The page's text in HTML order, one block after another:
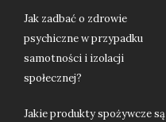
Jak zadbać o zdrowie
psychiczne w przypadku
samotności i izolacji
społecznej?
Jakie produkty spożywcze są